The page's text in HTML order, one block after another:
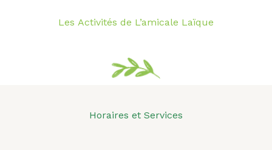
Les Activités de L’amicale Laïque
Horaires et Services